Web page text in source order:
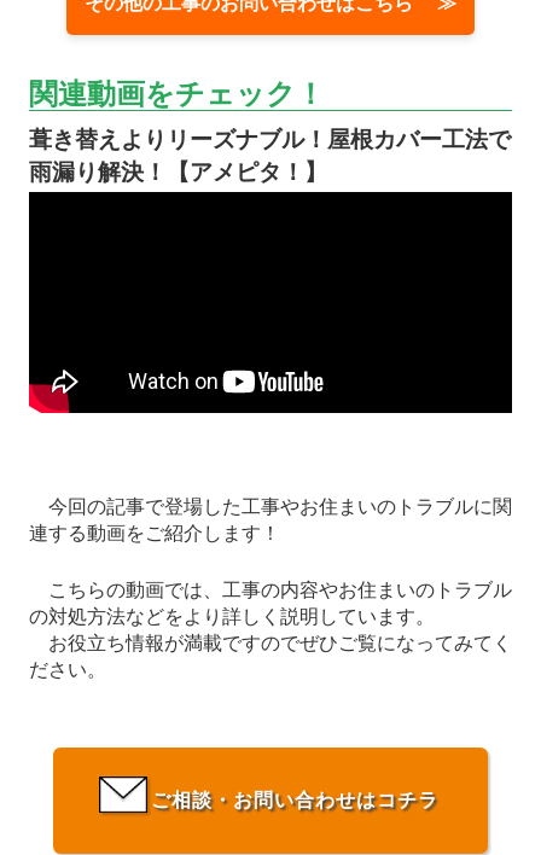
関連動画をチェック！
葺き替えよりリーズナブル！屋根カバー工法で
雨漏り解決！【アメピタ！】
今回の記事で登場した工事やお住まいのトラブルに関
連する動画をご紹介します！
こちらの動画では、工事の内容やお住まいのトラブル
の対処方法などをより詳しく説明しています。
お役立ち情報が満載ですのでぜひご覧になってみてく
ださい。
ご相談・お問い合わせはコチラ